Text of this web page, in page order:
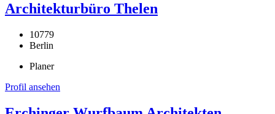
Architekturbüro Thelen
10779
Berlin
Planer
Profil ansehen